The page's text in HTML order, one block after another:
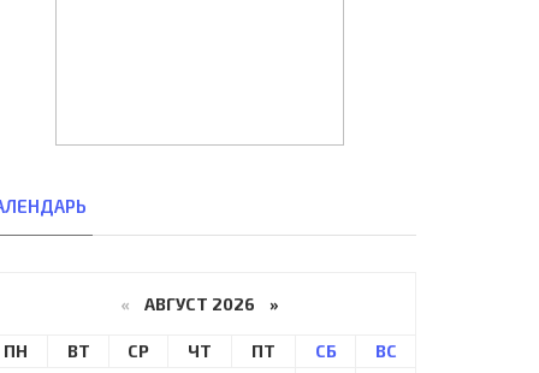
« АВГУСТ 2026 »
ПН ВТ СР ЧТ ПТ СБ ВС